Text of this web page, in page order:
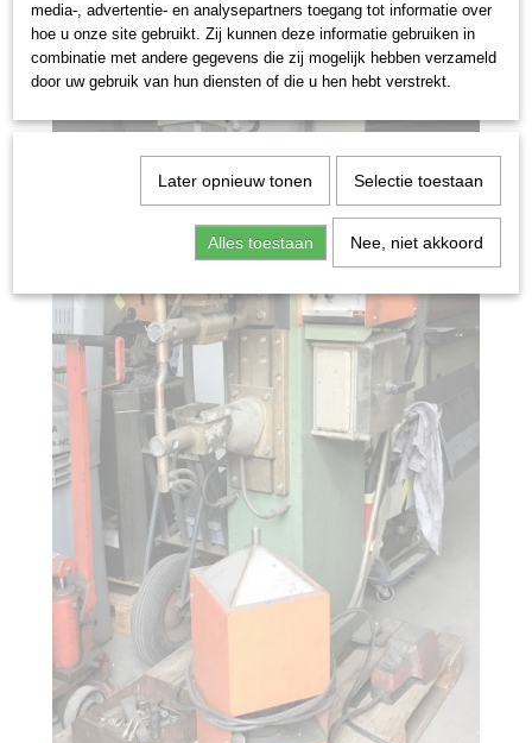
media-, advertentie- en analysepartners toegang tot informatie over
hoe u onze site gebruikt. Zij kunnen deze informatie gebruiken in
combinatie met andere gegevens die zij mogelijk hebben verzameld
door uw gebruik van hun diensten of die u hen hebt verstrekt.
Later opnieuw tonen Selectie toestaan
Alles toestaan Nee, niet akkoord